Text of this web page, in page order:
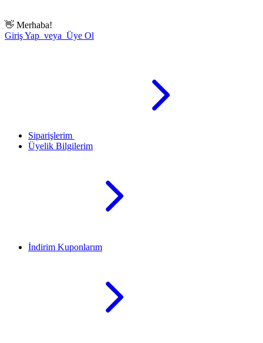
👋 Merhaba!
Giriş Yap veya Üye Ol
Siparişlerim
Üyelik Bilgilerim
İndirim Kuponlarım